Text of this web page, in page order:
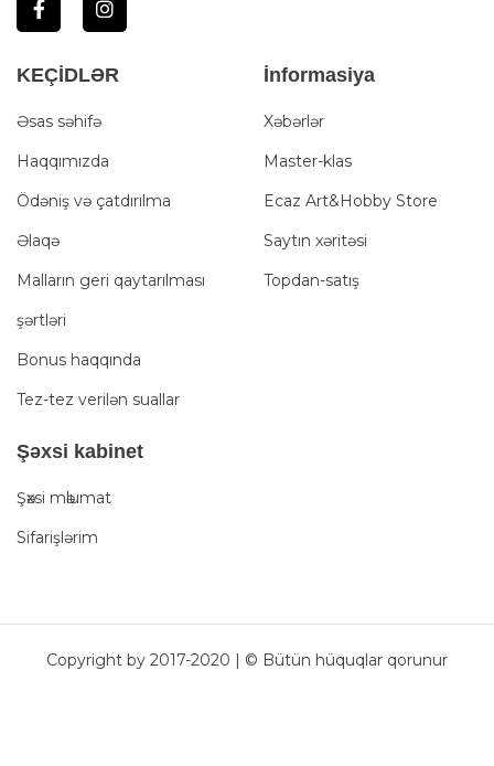
KEÇİDLƏR
Əsas səhifə
Haqqımızda
Ödəniş və çatdırılma
Əlaqə
Malların geri qaytarılması
şərtləri
Bonus haqqında
Tez-tez verilən suallar
İnformasiya
Xəbərlər
Master-klas
Ecaz Art&Hobby Store
Saytın xəritəsi
Topdan-satış
Şәxsi kabinet
Şәxsi mәlumat
Sifarişlərim
Copyright by 2017-2020 | © Bütün hüquqlar qorunur